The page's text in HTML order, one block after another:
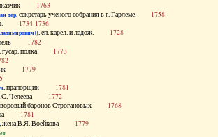
1763
дер, секретарь ученого собрания в г. Гарлеме 1758
1734-1736
, еп. карел. и ладож. 1728
1782
гусар. полка 1773
1779
, прапорщик 1781
Челеева 1772
баронов Строгановых 1768
1781
жена В.Я. Воейкова 1779